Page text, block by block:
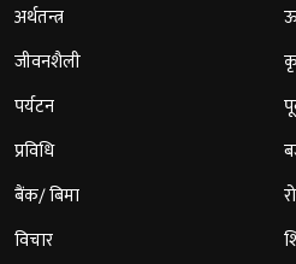
अर्थतन्त्र
जीवनशैली
पर्यटन
प्रविधि
बैंक/ बिमा
विचार